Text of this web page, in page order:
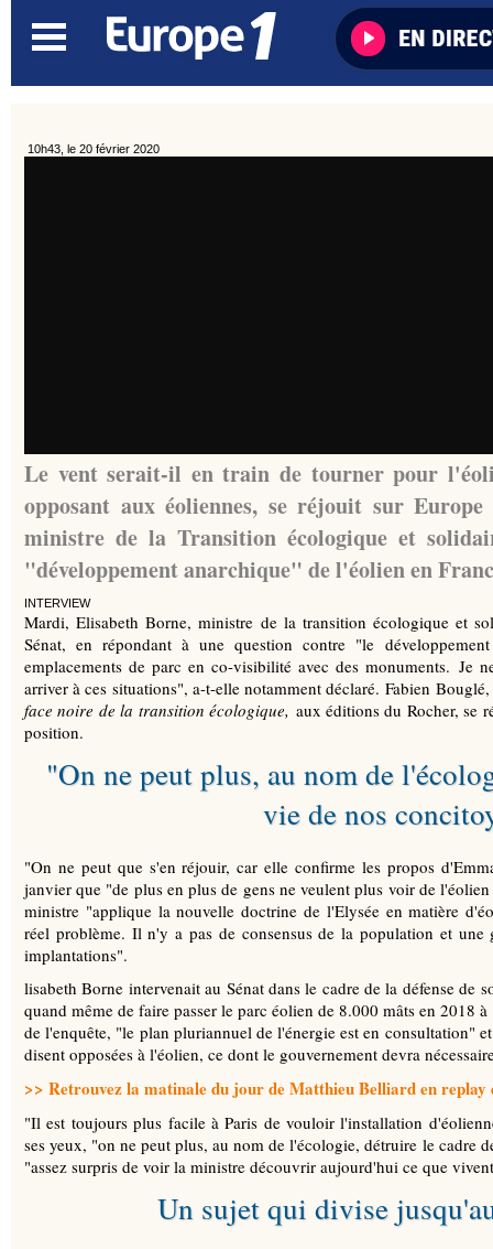
10h43, le 20 février 2020
Le vent serait-il en train de tourner pour
opposant aux éoliennes, se réjouit sur
ministre de la Transition écologique et
"développement anarchique" de l'éolien en
INTERVIEW
Mardi, Elisabeth Borne, ministre de la transition écologique et
Sénat, en répondant à une question contre "le
emplacements de parc en co-visibilité avec des monuments. Je
arriver à ces situations", a-t-elle notamment déclaré. Fabien
face noire de la transition écologique, aux éditions du Rocher, se
position.
"On ne peut plus, au nom de
vie de nos
"On ne peut que s'en réjouir, car elle confirme les propos
janvier que "de plus en plus de gens ne veulent plus voir de
ministre "applique la nouvelle doctrine de l'Elysée en matière
réel problème. Il n'y a pas de consensus de la population et une
implantations".
lisabeth Borne intervenait au Sénat dans le cadre de la défense
quand même de faire passer le parc éolien de 8.000 mâts en 2018
de l'enquête, "le plan pluriannuel de l'énergie est en consultation"
disent opposées à l'éolien, ce dont le gouvernement devra
>> Retrouvez la matinale du jour de Matthieu Belliard en replay
"Il est toujours plus facile à Paris de vouloir l'installation
ses yeux, "on ne peut plus, au nom de l'écologie, détruire le cadre
"assez surpris de voir la ministre découvrir aujourd'hui ce que
Un sujet qui divise